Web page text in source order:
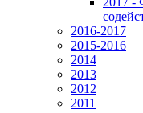
2016-2017
2015-2016
2014
2013
2012
2011